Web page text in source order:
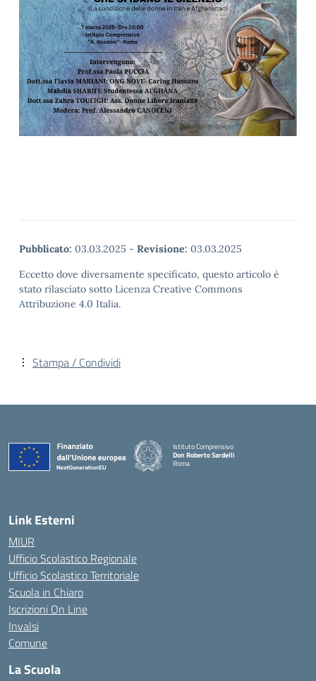
Pubblicato: 03.03.2025 - Revisione: 03.03.2025
Eccetto dove diversamente specificato, questo articolo è
stato rilasciato sotto Licenza Creative Commons
Attribuzione 4.0 Italia.
Stampa / Condividi
Istituto Comprensivo
Don Roberto Sardelli
Roma
Link Esterni
MIUR
Ufficio Scolastico Regionale
Ufficio Scolastico Territoriale
Scuola in Chiaro
Iscrizioni On Line
Invalsi
Comune
La Scuola